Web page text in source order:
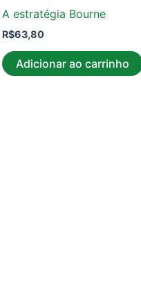
A estratégia Bourne
R$63,80
Adicionar ao carrinho